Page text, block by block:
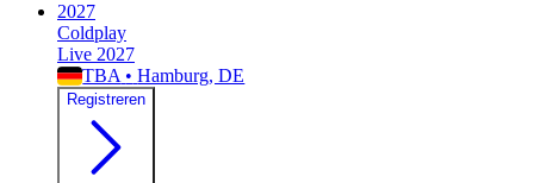
2027
Coldplay
Live 2027
TBA • Hamburg, DE
Registreren